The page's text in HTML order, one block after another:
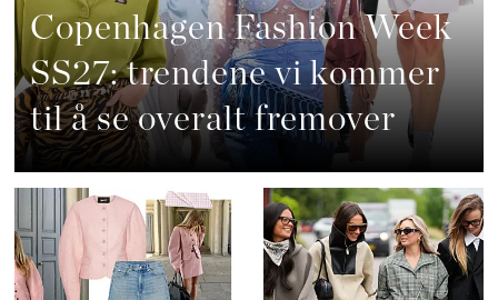
Copenhagen Fashion Week
SS27: trendene vi kommer
til å se overalt fremover